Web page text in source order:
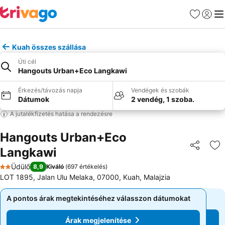
Kedvencek
Kuah összes szállása
Úti cél
Hangouts Urban+Eco Langkawi
Érkezés/távozás napja
Dátumok
Vendégek és szobák
2 vendég, 1 szoba.
A jutalékfizetés hatása a rendezésre
Hangouts Urban+Eco
Langkawi
2 Kategória
Üdülő 8,9 Kiváló (697 értékelés)
LOT 1895, Jalan Ulu Melaka, 07000, Kuah, Malajzia
A pontos árak megtekintéséhez válasszon dátumokat
Árak megjelenítése
A pontos árak megtekintéséhez válasszon dátumokat
Árak megjelenítése